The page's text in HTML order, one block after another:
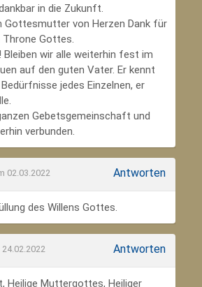
in die Zukunft.
Gottesmutter von Herzen Dank für
Throne Gottes.
Bleiben wir alle weiterhin fest im
auf den guten Vater. Er kennt
jedes Einzelnen, er
Gebetsgemeinschaft und
verbunden.
02.03.2022 Antworten
des Willens Gottes.
24.02.2022 Antworten
Heilige Muttergottes, Heiliger